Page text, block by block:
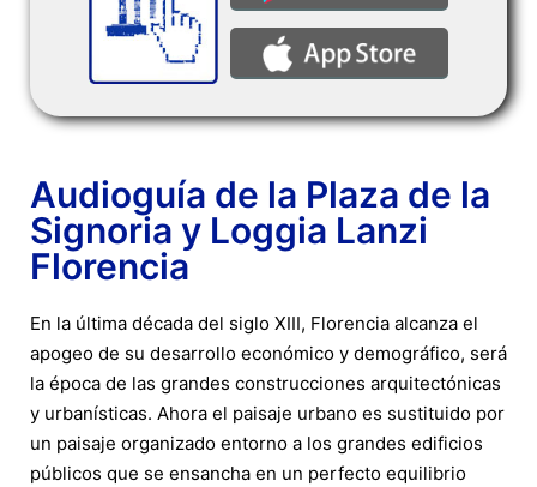
Audioguía de la Plaza de la
Signoria y Loggia Lanzi
Florencia
En la última década del siglo XIII, Florencia alcanza el
apogeo de su desarrollo económico y demográfico, será
la época de las grandes construcciones arquitectónicas
y urbanísticas. Ahora el paisaje urbano es sustituido por
un paisaje organizado entorno a los grandes edificios
públicos que se ensancha en un perfecto equilibrio